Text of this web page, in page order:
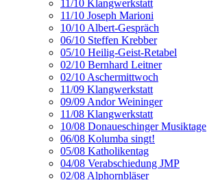
11/10 Klangwerkstatt
11/10 Joseph Marioni
10/10 Albert-Gespräch
06/10 Steffen Krebber
05/10 Heilig-Geist-Retabel
02/10 Bernhard Leitner
02/10 Aschermittwoch
11/09 Klangwerkstatt
09/09 Andor Weininger
11/08 Klangwerkstatt
10/08 Donaueschinger Musiktage
06/08 Kolumba singt!
05/08 Katholikentag
04/08 Verabschiedung JMP
02/08 Alphornbläser